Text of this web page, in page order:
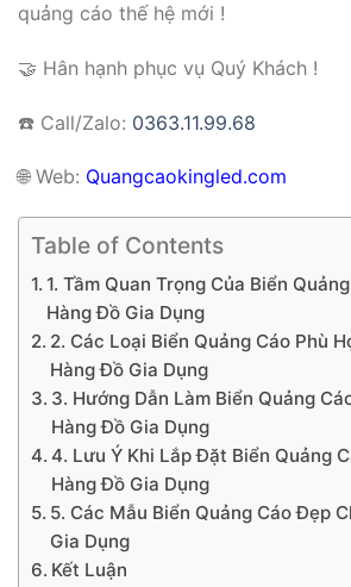
quảng cáo thế hệ mới !
🤝 Hân hạnh phục vụ Quý Khách !
☎️ Call/Zalo: 0363.11.99.68
🌐Web: Quangcaokingled.com
Table of Contents
1. Tầm Quan Trọng Của Biển
Hàng Đồ Gia Dụng
2. Các Loại Biển Quảng Cáo Phù
Hàng Đồ Gia Dụng
3. Hướng Dẫn Làm Biển Quảng
Hàng Đồ Gia Dụng
4. Lưu Ý Khi Lắp Đặt Biển Quảng
Hàng Đồ Gia Dụng
5. Các Mẫu Biển Quảng Cáo Đẹp
Gia Dụng
Kết Luận